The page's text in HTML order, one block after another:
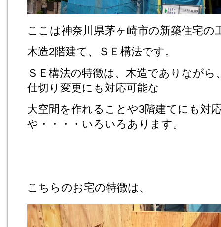
ここは神奈川県茅ヶ崎市の新築住宅の
木造2階建て、ＳＥ構法です。
ＳＥ構法の特徴は、木造でありながら
仕切り変更にも対応可能な
大空間を作れることや3階建てにも対
や・・・・いろいろあります。
こちらのお宅の特徴は、